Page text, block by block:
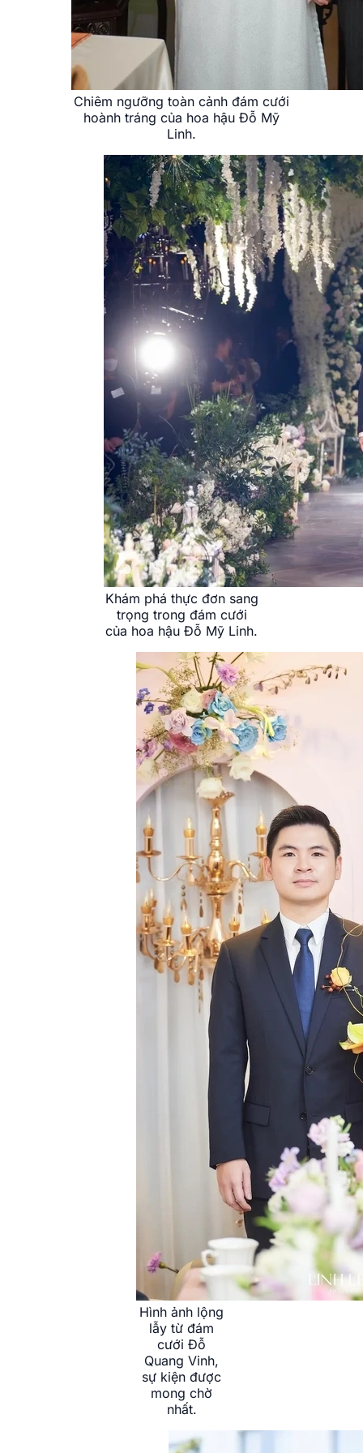
Chiêm ngưỡng toàn cảnh đám cưới
hoành tráng của hoa hậu Đỗ Mỹ
Linh.
Khám phá thực đơn sang
trọng trong đám cưới
của hoa hậu Đỗ Mỹ Linh.
Hình ảnh lộng
lẫy từ đám
cưới Đỗ
Quang Vinh,
sự kiện được
mong chờ
nhất.